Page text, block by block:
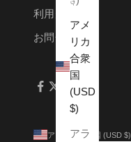
アメ
リカ
合衆
国
(USD
$)
アラ
利用規約
お問合せ
アメリカ合衆国 (USD $)